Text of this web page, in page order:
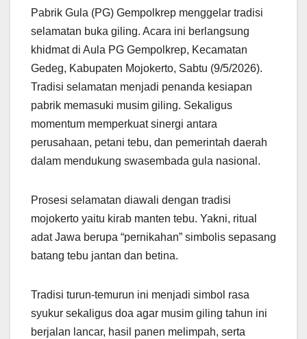
Pabrik Gula (PG) Gempolkrep menggelar tradisi
selamatan buka giling. Acara ini berlangsung
khidmat di Aula PG Gempolkrep, Kecamatan
Gedeg, Kabupaten Mojokerto, Sabtu (9/5/2026).
Tradisi selamatan menjadi penanda kesiapan
pabrik memasuki musim giling. Sekaligus
momentum memperkuat sinergi antara
perusahaan, petani tebu, dan pemerintah daerah
dalam mendukung swasembada gula nasional.
Prosesi selamatan diawali dengan tradisi
mojokerto yaitu kirab manten tebu. Yakni, ritual
adat Jawa berupa “pernikahan” simbolis sepasang
batang tebu jantan dan betina.
Tradisi turun-temurun ini menjadi simbol rasa
syukur sekaligus doa agar musim giling tahun ini
berjalan lancar, hasil panen melimpah, serta